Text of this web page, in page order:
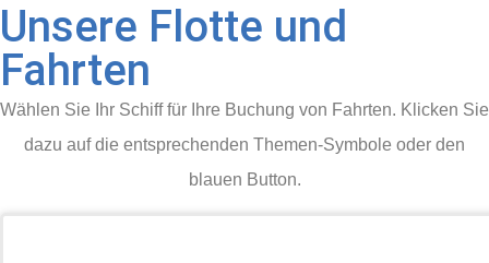
Unsere Flotte und
Fahrten
Wählen Sie Ihr Schiff für Ihre Buchung von Fahrten. Klicken Sie
dazu auf die entsprechenden Themen-Symbole oder den
blauen Button.